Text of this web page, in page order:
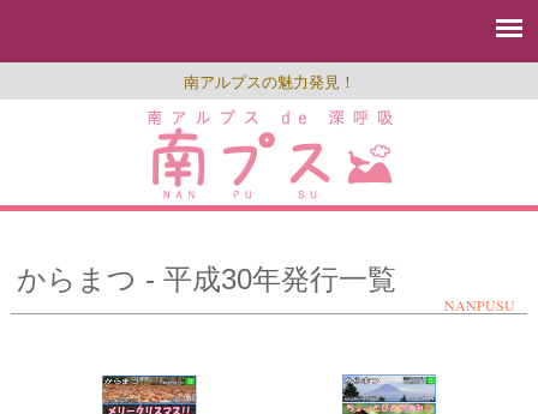
南アルプスの魅力発見！
からまつ - 平成30年発行一覧
NANPUSU